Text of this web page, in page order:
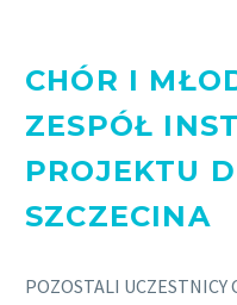
CHÓR I
ZESPÓŁ
PROJEKTU
SZCZECINA
POZOSTALI